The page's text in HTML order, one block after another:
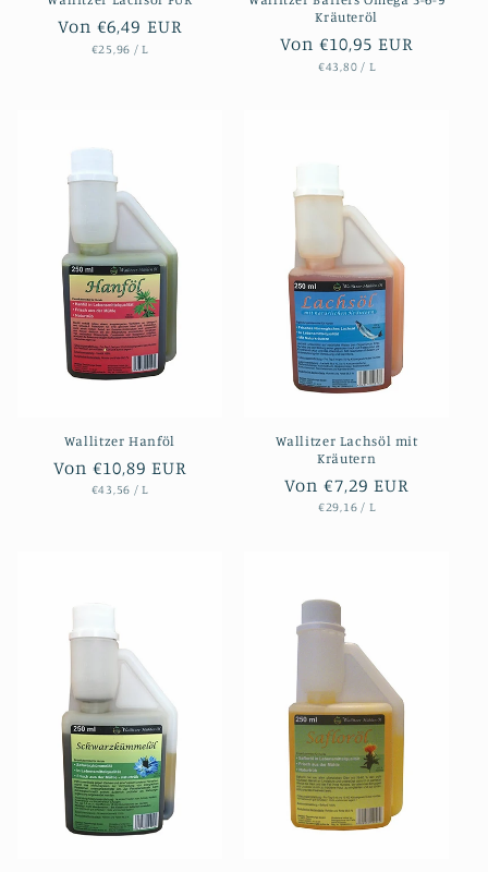
Normaler
Preis
Von €6,49 EUR
STÜCKPREIS
€25,96 / PRO
L
Kräuteröl
Normaler
Preis
Von €10,95 EUR
STÜCKPREIS
€43,80 / PRO
L
Wallitzer Hanföl
Normaler
Preis
Von €10,89 EUR
STÜCKPREIS
€43,56 / PRO
L
Wallitzer Lachsöl mit
Kräutern
Normaler
Preis
Von €7,29 EUR
STÜCKPREIS
€29,16 / PRO
L